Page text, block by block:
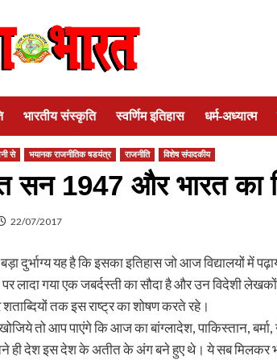
भारतीय संस्कृति स्वर्णिम इतिहास धर्म-अध्यात्म
से भयानक राजनीतिक षडयंत्र राजनीति विशेष संपादकीय
सन 1947 और भारत का
22/07/2017
दुर्भाग्य यह है कि इसका इतिहास जो आज विद्यालयों में
पर लादा गया एक जबर्दस्ती का सौदा है और उन विदेशी
तक इस राष्ट्र का शोषण करते रहे।
तो आप पाएंगे कि आज का बांग्लादेश, पाकिस्तान,
ही देश इस देश के अतीत के अंग बने हुए थे। ये सब मिलकर